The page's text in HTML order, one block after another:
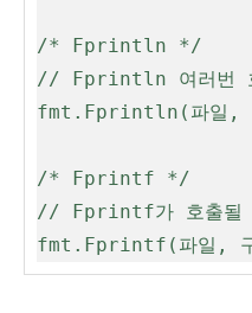
/* Fprintln */
// Fprintln 여러번 호
fmt.Fprintln(파일, 파
/* Fprintf */
// Fprintf가 호출될
fmt.Fprintf(파일, 구